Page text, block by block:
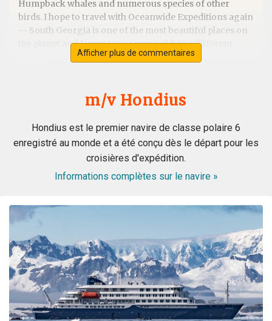
Humpback whales and numerous species of other
birds. I hope to travel with Oceanwide Expeditions again
-- South Georgia is one of the most beautiful places on
the planet and I want to see more of it in a different
into the Antarctic Circle
par Mark Combes Antarctique
This trip was superb from beginning to end. We were
told it wasn't a cruise but an "Expedition" and how right
comforts a great crew, hospitality and expedition
leaders team that were so helpful, educated and made it
a fantastic trip. After crossing the Drakes passage
which was relatively smooth we visited Wihemina Bay &
Neko Harbour. We were soon out in the Zodiac boats
exploring the Bays seeing Humpback Whales & Killers
Whales. The ice conditions allowed us to cross the
"Antarctic Circle" with Petrals, Albatrosses & Fulmars
following us. We had a spectacular ship cruise through
Afficher plus de commentaires
m/v Hondius
Hondius est le premier navire de classe polaire 6
enregistré au monde et a été conçu dès le départ pour les
croisières d'expédition.
Informations complètes sur le navire »